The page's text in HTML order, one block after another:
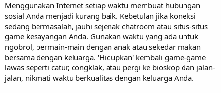
Menggunakan Internet setiap waktu membuat hubungan
sosial Anda menjadi kurang baik. Kebetulan jika koneksi
sedang bermasalah, jauhi sejenak chatroom atau situs-situs
game kesayangan Anda. Gunakan waktu yang ada untuk
ngobrol, bermain-main dengan anak atau sekedar makan
bersama dengan keluarga. 'Hidupkan' kembali game-game
lawas seperti catur, congklak, atau pergi ke bioskop dan jalan-
jalan, nikmati waktu berkualitas dengan keluarga Anda.